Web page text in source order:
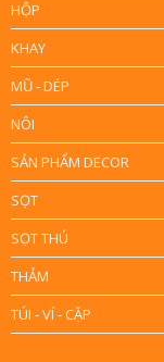
HỘP
KHAY
MŨ - DÉP
NÔI
SẢN PHẨM DECOR
SỌT
SỌT THÚ
THẢM
TÚI - VÍ - CẶP